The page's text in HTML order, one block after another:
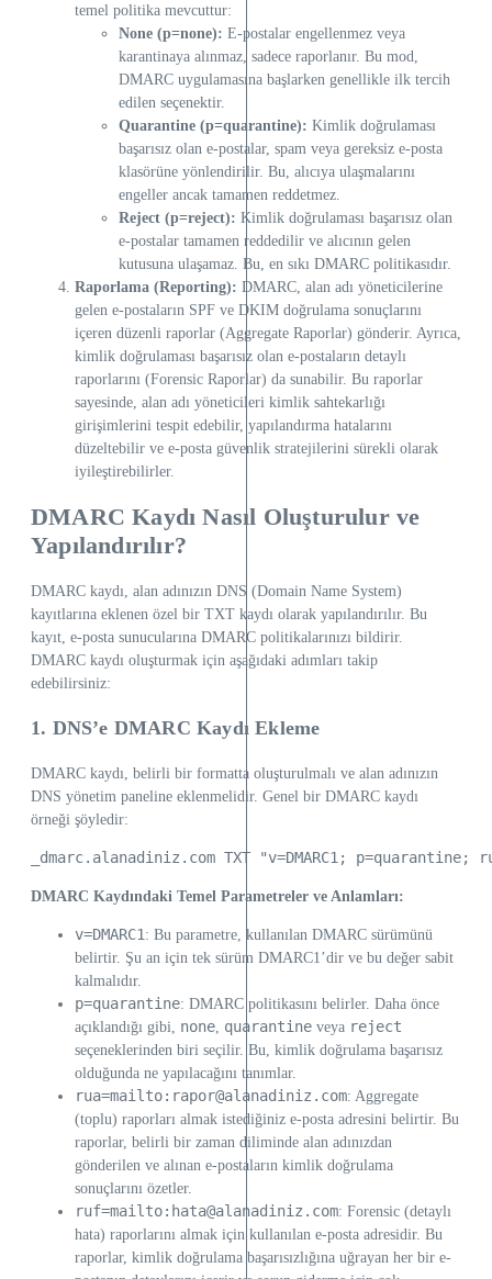
temel politika mevcuttur:
None (p=none): E-postalar engellenmez veya
karantinaya alınmaz, sadece raporlanır. Bu mod,
DMARC uygulamasına başlarken genellikle ilk tercih
edilen seçenektir.
Quarantine (p=quarantine): Kimlik doğrulaması
başarısız olan e-postalar, spam veya gereksiz e-posta
klasörüne yönlendirilir. Bu, alıcıya ulaşmalarını
engeller ancak tamamen reddetmez.
Reject (p=reject): Kimlik doğrulaması başarısız olan
e-postalar tamamen reddedilir ve alıcının gelen
kutusuna ulaşamaz. Bu, en sıkı DMARC politikasıdır.
Raporlama (Reporting): DMARC, alan adı yöneticilerine
gelen e-postaların SPF ve DKIM doğrulama sonuçlarını
içeren düzenli raporlar (Aggregate Raporlar) gönderir. Ayrıca,
kimlik doğrulaması başarısız olan e-postaların detaylı
raporlarını (Forensic Raporlar) da sunabilir. Bu raporlar
sayesinde, alan adı yöneticileri kimlik sahtekarlığı
girişimlerini tespit edebilir, yapılandırma hatalarını
düzeltebilir ve e-posta güvenlik stratejilerini sürekli olarak
iyileştirebilirler.
DMARC Kaydı Nasıl Oluşturulur ve
Yapılandırılır?
DMARC kaydı, alan adınızın DNS (Domain Name System)
kayıtlarına eklenen özel bir TXT kaydı olarak yapılandırılır. Bu
kayıt, e-posta sunucularına DMARC politikalarınızı bildirir.
DMARC kaydı oluşturmak için aşağıdaki adımları takip
edebilirsiniz:
1. DNS’e DMARC Kaydı Ekleme
DMARC kaydı, belirli bir formatta oluşturulmalı ve alan adınızın
DNS yönetim paneline eklenmelidir. Genel bir DMARC kaydı
örneği şöyledir:
_dmarc.alanadiniz.com TXT "v=DMARC1;
DMARC Kaydındaki Temel Parametreler ve Anlamları:
v=DMARC1: Bu parametre, kullanılan DMARC sürümünü
belirtir. Şu an için tek sürüm DMARC1’dir ve bu değer sabit
kalmalıdır.
p=quarantine: DMARC politikasını belirler. Daha önce
açıklandığı gibi, none, quarantine veya reject
seçeneklerinden biri seçilir. Bu, kimlik doğrulama başarısız
olduğunda ne yapılacağını tanımlar.
rua=mailto:rapor@alanadiniz.com: Aggregate
(toplu) raporları almak istediğiniz e-posta adresini belirtir. Bu
raporlar, belirli bir zaman diliminde alan adınızdan
gönderilen ve alınan e-postaların kimlik doğrulama
sonuçlarını özetler.
ruf=mailto:hata@alanadiniz.com: Forensic (detaylı
hata) raporlarını almak için kullanılan e-posta adresidir. Bu
raporlar, kimlik doğrulama başarısızlığına uğrayan her bir e-